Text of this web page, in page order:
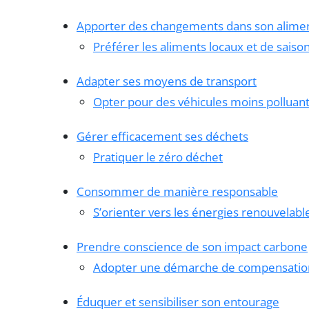
Apporter des changements dans son
Préférer les aliments locaux et de saison
Adapter ses moyens de transport
Opter pour des véhicules moins
Gérer efficacement ses déchets
Pratiquer le zéro déchet
Consommer de manière responsable
S’orienter vers les énergies
Prendre conscience de son impact carbone
Adopter une démarche de
Éduquer et sensibiliser son entourage